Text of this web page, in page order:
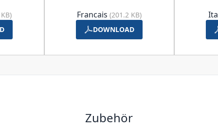
Francais (201.2 KB)
DOWNLOAD
Zubehör